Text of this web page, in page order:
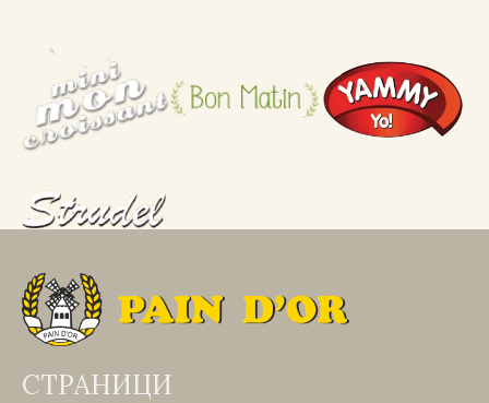
СТРАНИЦИ